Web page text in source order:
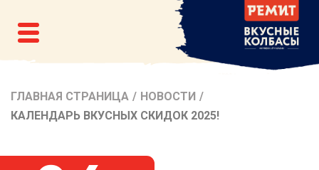
ГЛАВНАЯ СТРАНИЦА / НОВОСТИ /
КАЛЕНДАРЬ ВКУСНЫХ СКИДОК 2025!